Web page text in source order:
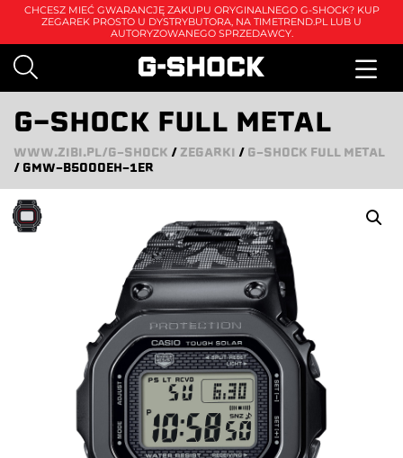
CHCESZ MIEĆ GWARANCJĘ ZAKUPU ORYGINALNEGO G-SHOCK? KUP
ZEGAREK PROSTO U DYSTRYBUTORA, NA TIMETREND.PL LUB U
AUTORYZOWANEGO SPRZEDAWCY.
G-SHOCK FULL METAL
WWW.ZIBI.PL/G-SHOCK / ZEGARKI / G-SHOCK FULL METAL
/ GMW-B5000EH-1ER